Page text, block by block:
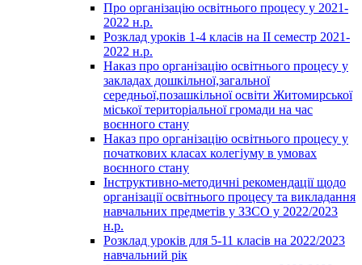
Про організацію освітнього процесу у 2021-
2022 н.р.
Розклад уроків 1-4 класів на ІІ семестр 2021-
2022 н.р.
Наказ про організацію освітнього процесу у
закладах дошкільної,загальної
середньої,позашкільної освіти Житомирської
міської територіальної громади на час
воєнного стану
Наказ про організацію освітнього процесу у
початкових класах колегіуму в умовах
воєнного стану
Інструктивно-методичні рекомендації щодо
організації освітнього процесу та викладання
навчальних предметів у ЗЗСО у 2022/2023
н.р.
Розклад уроків для 5-11 класів на 2022/2023
навчальний рік